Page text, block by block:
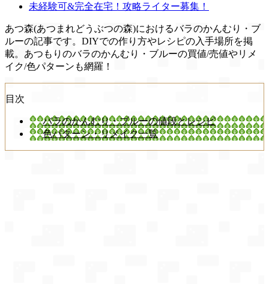
未経験可&完全在宅！攻略ライター募集！
あつ森(あつまれどうぶつの森)におけるバラのかんむり・ブ
ルーの記事です。DIYでの作り方やレシピの入手場所を掲
載。あつもりのバラのかんむり・ブルーの買値/売値やリメ
イク/色パターンも網羅！
目次
バラのかんむり・ブルーの値段とレシピ
色パターン・リメイク一覧